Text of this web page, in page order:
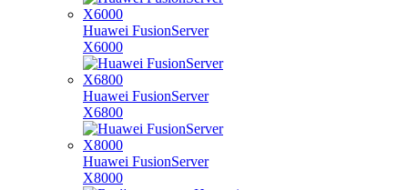
Huawei FusionServer
X6000
Huawei FusionServer
X6800
Huawei FusionServer
X8000